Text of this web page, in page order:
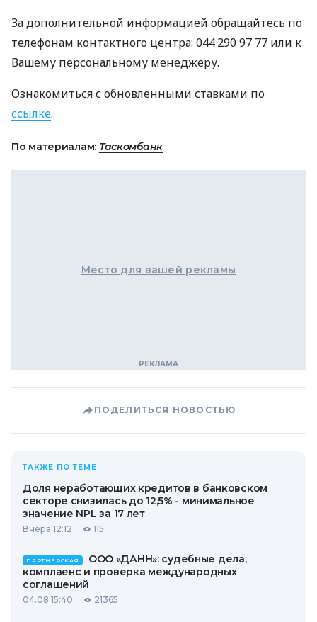
За дополнительной информацией обращайтесь по
телефонам контактного центра: 044 290 97 77 или к
Вашему персональному менеджеру.
Ознакомиться с обновленными ставками по
ссылке.
По материалам: Таскомбанк
Место для вашей рекламы
ПОДЕЛИТЬСЯ НОВОСТЬЮ
ТАКЖЕ ПО ТЕМЕ
Доля неработающих кредитов в банковском
секторе снизилась до 12,5% - минимальное
значение NPL за 17 лет
Вчера 12:12 115
ПАРТНЕРСКАЯ
ООО «ДАНН»: судебные дела,
комплаенс и проверка международных
соглашений
04.08 15:40 21365